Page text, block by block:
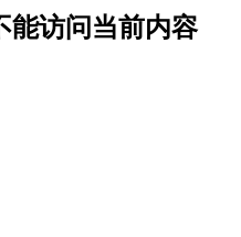
能访问当前内容